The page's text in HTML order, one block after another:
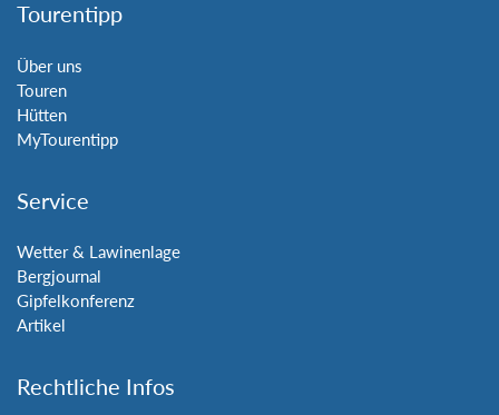
Tourentipp
Über uns
Touren
Hütten
MyTourentipp
Service
Wetter & Lawinenlage
Bergjournal
Gipfelkonferenz
Artikel
Rechtliche Infos